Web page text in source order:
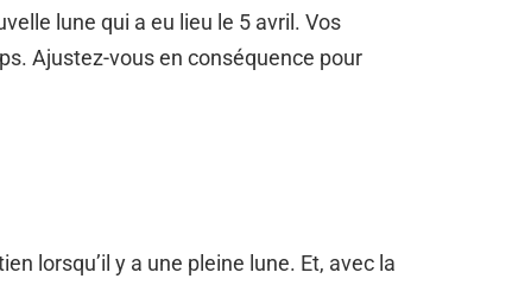
lune qui a eu lieu le 5 avril. Vos
Ajustez-vous en conséquence pour
lorsqu’il y a une pleine lune. Et, avec la